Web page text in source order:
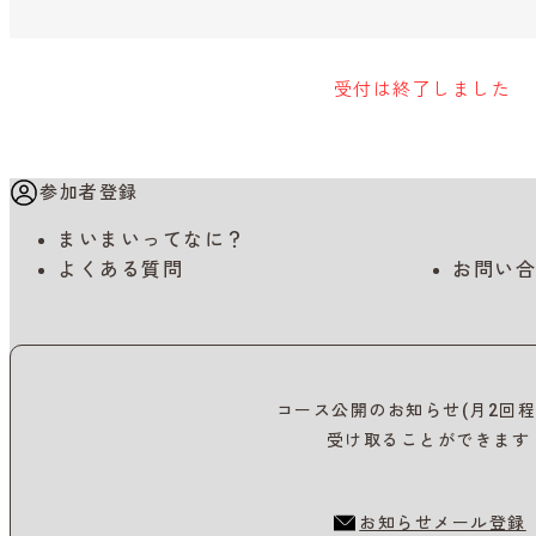
受付は終了しました
参加者登録
まいまいってなに？
よくある質問
お問い
コース公開のお知らせ(月2回
受け取ることができます
お知らせメール登録